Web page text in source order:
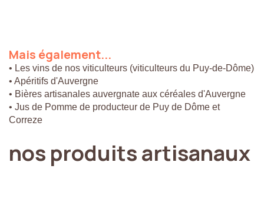
Mais également...
• Les vins de nos viticulteurs (viticulteurs du Puy-de-Dôme)
• Apéritifs d'Auvergne
• Bières artisanales auvergnate aux céréales d'Auvergne
• Jus de Pomme de producteur de Puy de Dôme et
Correze
nos produitsartisanaux